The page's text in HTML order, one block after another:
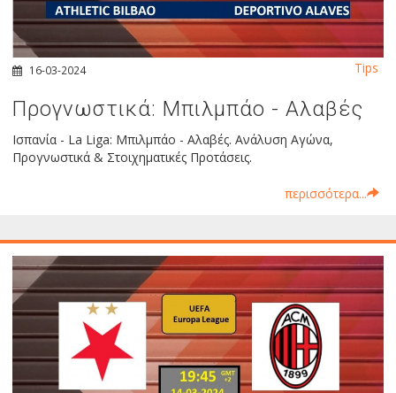
16-03-2024
Προγνωστικά: Μπιλμπάο - Αλαβές
Ισπανία - La Liga: Μπιλμπάο - Αλαβές. Ανάλυση Αγώνα,
Προγνωστικά & Στοιχηματικές Προτάσεις.
περισσότερα...
Tips